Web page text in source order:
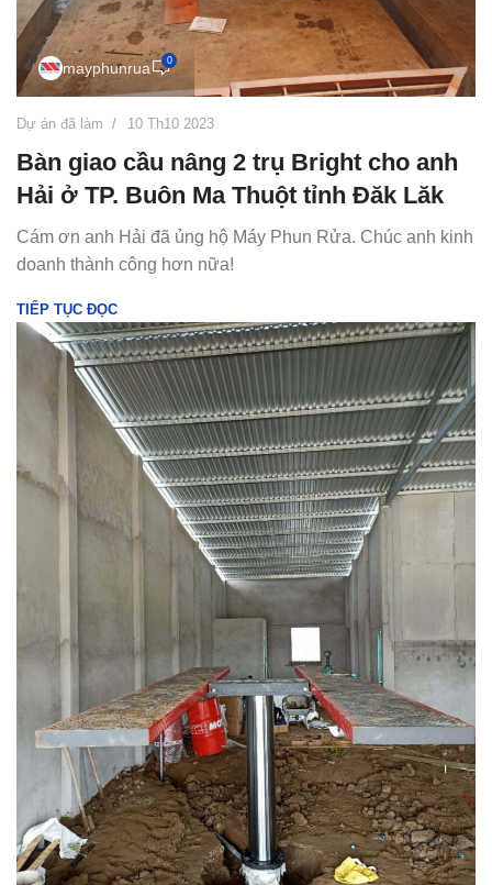
mayphunrua 0
Dự án đã làm 10 Th10 2023
Bàn giao cầu nâng 2 trụ Bright cho anh
Hải ở TP. Buôn Ma Thuột tỉnh Đăk Lăk
Cám ơn anh Hải đã ủng hộ Máy Phun Rửa. Chúc anh kinh
doanh thành công hơn nữa!
TIẾP TỤC ĐỌC